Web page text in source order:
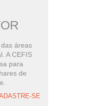
áreas
A CEFIS
para
de
SE